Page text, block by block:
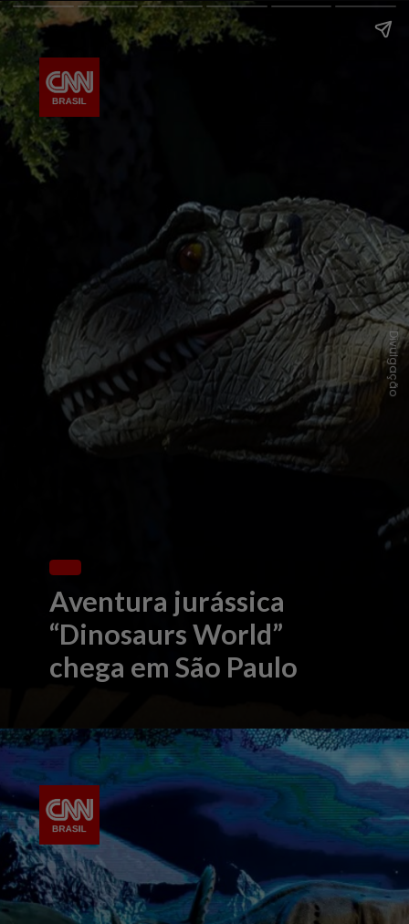
Aventura jurássica
“Dinosaurs World”
chega em São Paulo
Divulgação